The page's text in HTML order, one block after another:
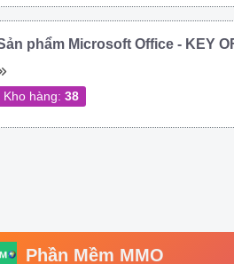
phẩm Microsoft Office - KEY
Kho hàng: 38
Phần Mềm MMO